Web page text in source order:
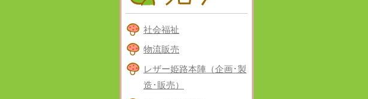
社会福祉
物流販売
レザー姫路本陣（企画･製
造･販売）